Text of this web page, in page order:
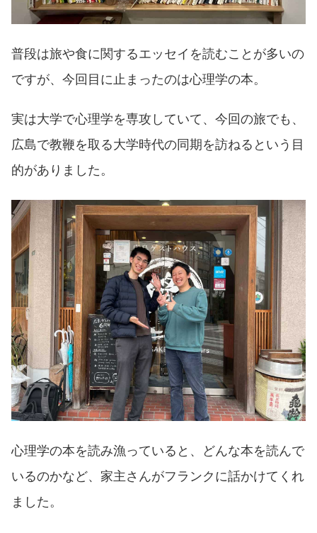
普段は旅や食に関するエッセイを読むことが多いの
ですが、今回目に止まったのは心理学の本。
実は大学で心理学を専攻していて、今回の旅でも、
広島で教鞭を取る大学時代の同期を訪ねるという目
的がありました。
心理学の本を読み漁っていると、どんな本を読んで
いるのかなど、家主さんがフランクに話かけてくれ
ました。